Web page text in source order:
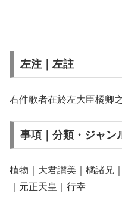
左注｜左註
右件歌者在於左大臣橘卿
事項｜分類・ジャン
植物｜大君讃美｜橘諸兄
｜元正天皇｜行幸